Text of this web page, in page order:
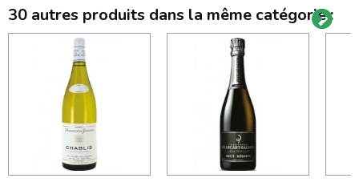
30 autres produits dans la même catégorie :